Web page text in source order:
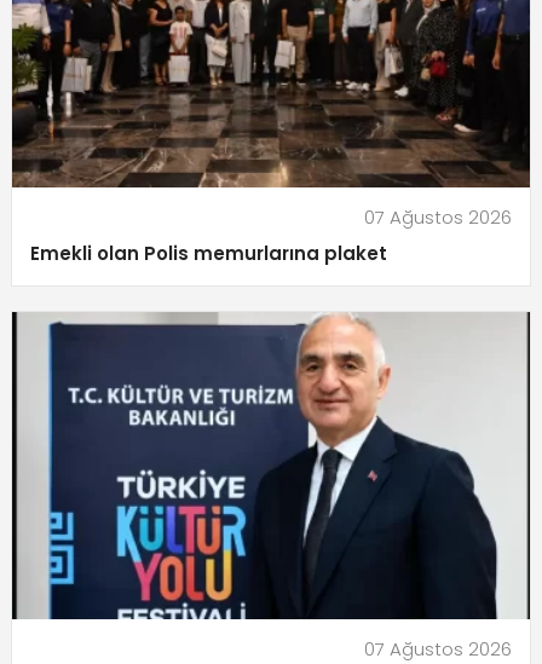
07 Ağustos 2026
Emekli olan Polis memurlarına plaket
07 Ağustos 2026